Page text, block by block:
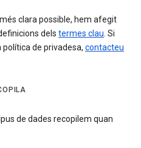
clara possible, hem afegit
dels termes clau. Si
de privadesa, contacteu
de dades recopilem quan